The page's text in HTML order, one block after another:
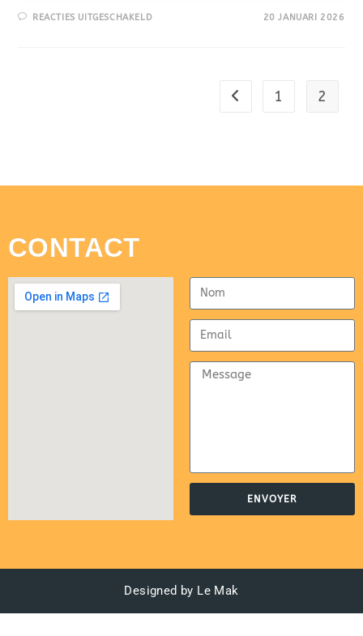
REACTIES UITGESCHAKELD 20 JANUARI 2026
1 2
CONTACT
ENVOYER
Designed by Le Mak